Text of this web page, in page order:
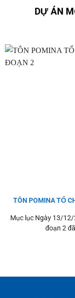
DỰ ÁN
TÔN POMINA TỔ
Mục lục Ngày 13/
đoạn 2